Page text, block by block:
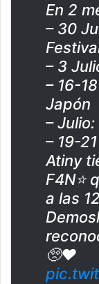
En 2
– 30
– 3
– 16-
Japón
– Julio:
– 19-
Atiny
F4N⭐
a las
🥺❤️